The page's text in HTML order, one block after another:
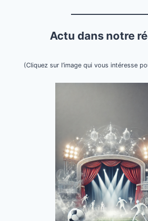
Actu dans notre
(Cliquez sur l’image qui vous intéresse